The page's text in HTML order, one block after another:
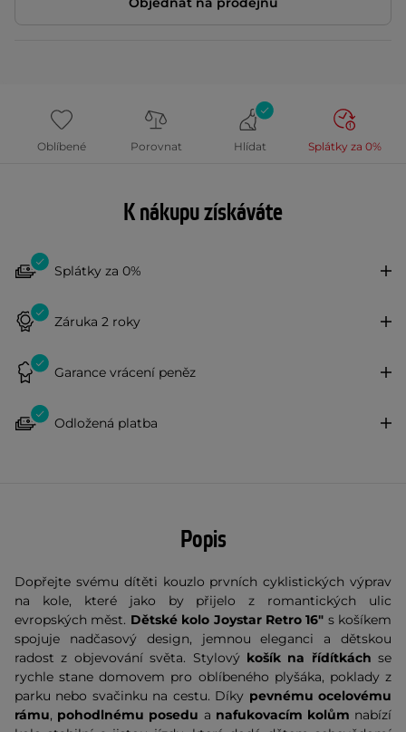
Oblíbené Porovnat Hlídat Splátky za 0%
K nákupu získáváte
Splátky za 0%
Záruka 2 roky
Garance vrácení peněz
Odložená platba
Popis
Dopřejte svému dítěti kouzlo prvních cyklistických výprav
na kole, které jako by přijelo z romantických ulic
evropských měst. Dětské kolo Joystar Retro 16" s košíkem
spojuje nadčasový design, jemnou eleganci a dětskou
radost z objevování světa. Stylový košík na řídítkách se
rychle stane domovem pro oblíbeného plyšáka, poklady z
parku nebo svačinku na cestu. Díky pevnému ocelovému
rámu, pohodlnému posedu a nafukovacím kolům nabízí